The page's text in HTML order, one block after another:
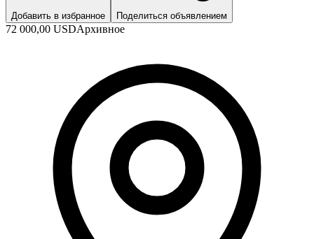
Добавить в избранное Поделиться объявлением
72 000,00 USDАрхивное